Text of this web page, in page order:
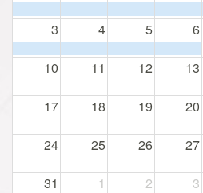
3 4 5 6
10 11 12 13
17 18 19 20
24 25 26 27
31 1 2 3